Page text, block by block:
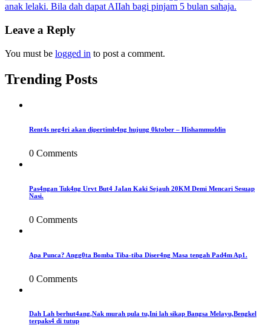
navigation
anak lelaki. Bila dah dapat AIIah bagi pinjam 5 bulan sahaja.
Leave a Reply
You must be logged in to post a comment.
Trending Posts
Rent4s neg4ri akan dipertimb4ng hujung 0ktober – Hishammuddin
0 Comments
Pas4ngan Tuk4ng Urvt But4 JaIan Kaki Sejauh 20KM Demi Mencari Sesuap
Nasi.
0 Comments
Apa Punca? Angg0ta Bomba Tiba-tiba Diser4ng Masa tengah Pad4m Ap1.
0 Comments
Dah Lah berhut4ang,Nak murah pula tu,Ini lah sikap Bangsa Melayu,Bengkel
terpaks4 di tutup